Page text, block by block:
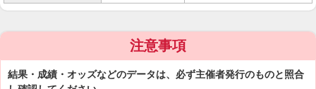
注意事項
結果・成績・オッズなどのデータは、必ず主催者発行のものと照合